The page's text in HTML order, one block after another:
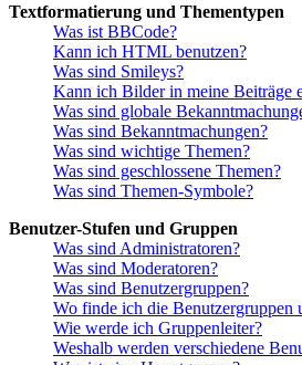
Textformatierung und Thementypen
Was ist BBCode?
Kann ich HTML benutzen?
Was sind Smileys?
Kann ich Bilder in meine Beiträge
Was sind globale
Was sind Bekanntmachungen?
Was sind wichtige Themen?
Was sind geschlossene Themen?
Was sind Themen-Symbole?
Benutzer-Stufen und Gruppen
Was sind Administratoren?
Was sind Moderatoren?
Was sind Benutzergruppen?
Wo finde ich die Benutzergruppen
Wie werde ich Gruppenleiter?
Weshalb werden verschiedene